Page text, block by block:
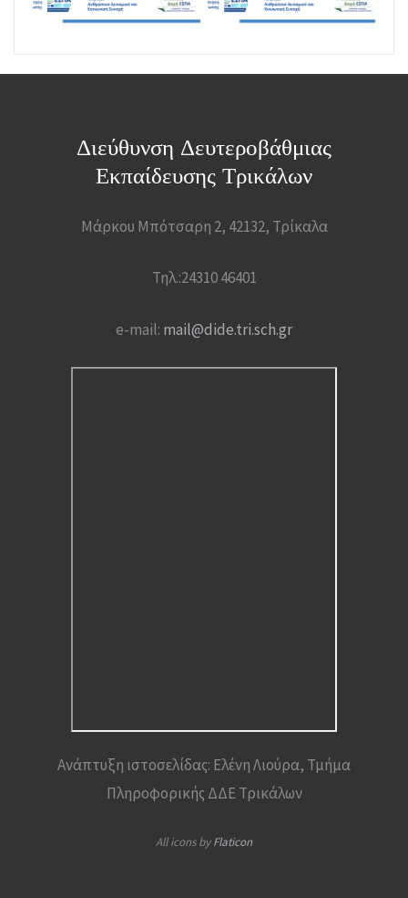
Διεύθυνση Δευτεροβάθμιας
Εκπαίδευσης Τρικάλων
Μάρκου Μπότσαρη 2, 42132, Τρίκαλα
Τηλ.:24310 46401
e-mail: mail@dide.tri.sch.gr
Ανάπτυξη ιστοσελίδας: Ελένη Λιούρα, Τμήμα
Πληροφορικής ΔΔΕ Τρικάλων
All icons byFlaticon